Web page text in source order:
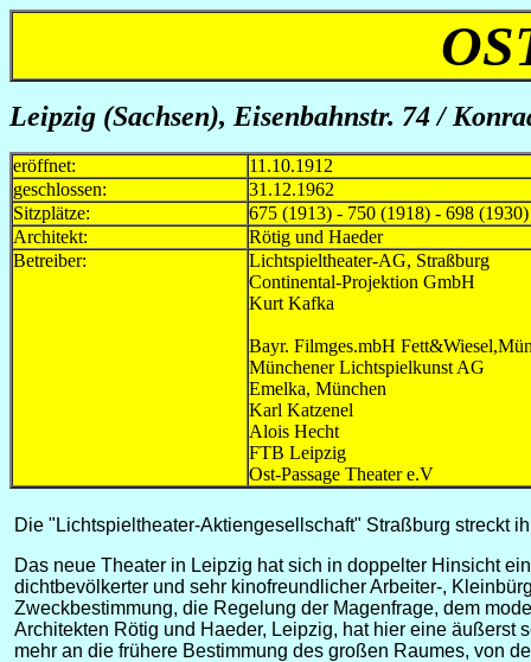
Leipzig (Sachsen), Eisenbahnstr. 74 /
eröffnet:
11.10.1912
geschlossen:
31.12.1962
Sitzplätze:
675 (1913) - 750 (1918) - 698
Architekt:
Rötig und Haeder
Betreiber:
Lichtspieltheater-AG,
Continental-Projektion
Kurt Kafka 1918
Bayr. Filmges.mbH
Münchener Lichtspielkunst
Emelka, München
Karl Katzenel
Alois Hecht
FTB Leipzig
Ost-Passage Theater e.V seit
Die "Lichtspieltheater-Aktiengesellschaft" Straßburg streckt
Das neue Theater in Leipzig hat sich in doppelter Hinsicht
dichtbevölkerter und sehr kinofreundlicher Arbeiter-,
Zweckbestimmung, die Regelung der Magenfrage, dem
Architekten Rötig und Haeder, Leipzig, hat hier eine
mehr an die frühere Bestimmung des großen Raumes, von